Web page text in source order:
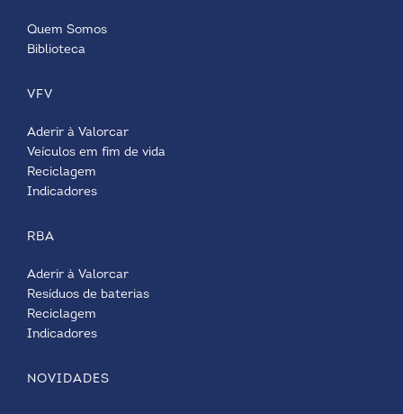
Quem Somos
Biblioteca
VFV
Aderir à Valorcar
Veículos em fim de vida
Reciclagem
Indicadores
RBA
Aderir à Valorcar
Resíduos de baterias
Reciclagem
Indicadores
NOVIDADES